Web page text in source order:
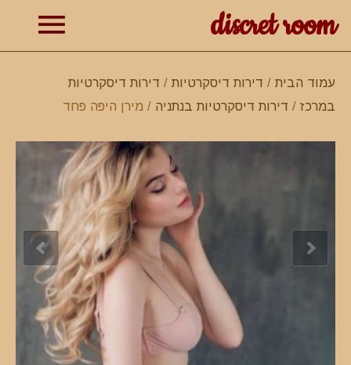
discret room
עמוד הבית / דירות דיסקרטיות / דירות דיסקרטיות
במרכז / דירות דיסקרטיות בנתניה / מירן היפה פחד